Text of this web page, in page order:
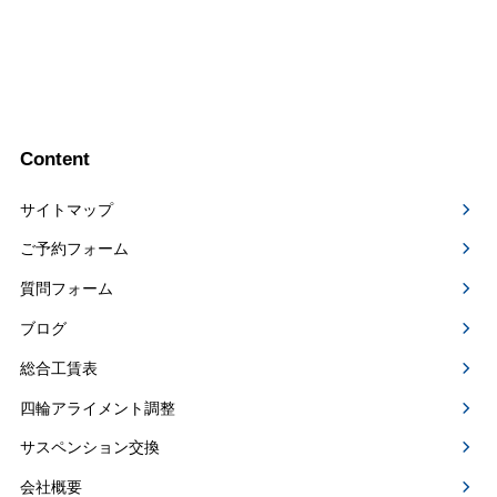
Content
サイトマップ
ご予約フォーム
質問フォーム
ブログ
総合工賃表
四輪アライメント調整
サスペンション交換
会社概要